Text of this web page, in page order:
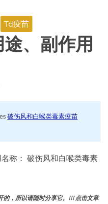
Td疫苗
途、副作用
破伤风和白喉类毒素疫苗
称： 破伤风和白喉类毒素
的，所以请随时分享它。!!! 点击文章